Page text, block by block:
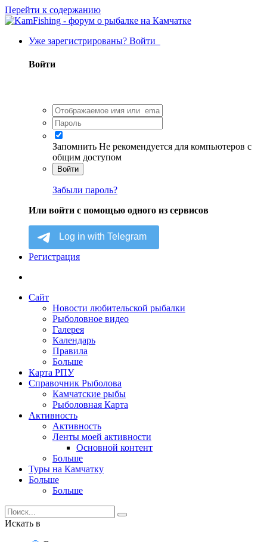
Перейти к содержанию
Уже зарегистрированы? Войти
Войти
Запомнить Не рекомендуется для компьютеров с
общим доступом
Войти
Забыли пароль?
Или войти с помощью одного из сервисов
Регистрация
Сайт
Новости любительской рыбалки
Рыболовное видео
Галерея
Календарь
Правила
Больше
Карта РПУ
Справочник Рыболова
Камчатские рыбы
Рыболовная Карта
Активность
Активность
Ленты моей активности
Основной контент
Больше
Туры на Камчатку
Больше
Больше
Искать в